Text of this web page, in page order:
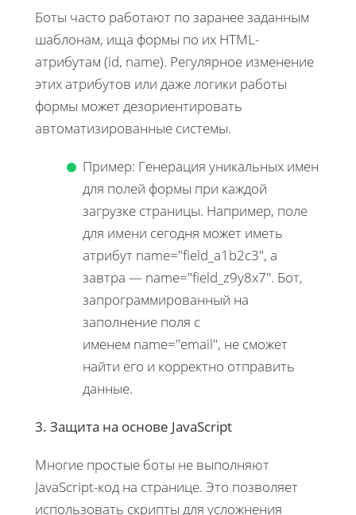
Боты часто работают по заранее заданным
шаблонам, ища формы по их HTML-
атрибутам (id, name). Регулярное изменение
этих атрибутов или даже логики работы
формы может дезориентировать
автоматизированные системы.
Пример: Генерация уникальных имен
для полей формы при каждой
загрузке страницы. Например, поле
для имени сегодня может иметь
атрибут name="field_a1b2c3", а
завтра — name="field_z9y8x7". Бот,
запрограммированный на
заполнение поля с
именем name="email", не сможет
найти его и корректно отправить
данные.
3. Защита на основе JavaScript
Многие простые боты не выполняют
JavaScript-код на странице. Это позволяет
использовать скрипты для усложнения